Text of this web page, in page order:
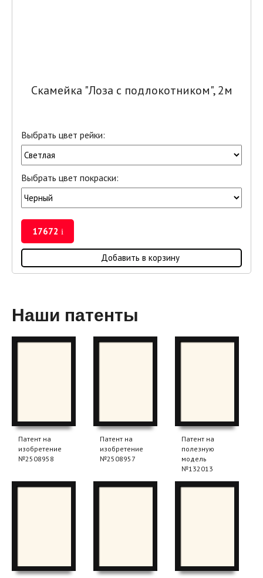
Скамейка "Лоза с подлокотником", 2м
Выбрать цвет рейки:
Выбрать цвет покраски:
17672 i
Добавить в корзину
Наши патенты
Патент на
изобретение
№2508958
Патент на
изобретение
№2508957
Патент на
полезную
модель
№132013